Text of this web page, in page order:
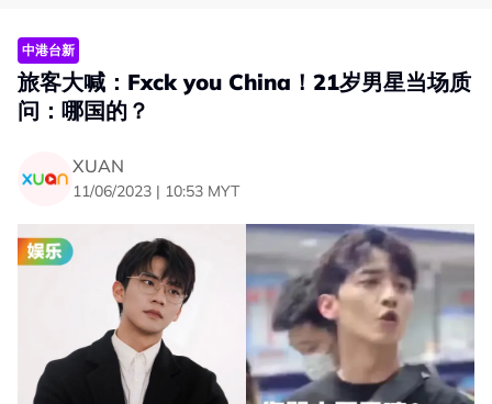
中港台新
旅客大喊：Fxck you China！21岁男星当场质
问：哪国的？
XUAN
11/06/2023 | 10:53 MYT